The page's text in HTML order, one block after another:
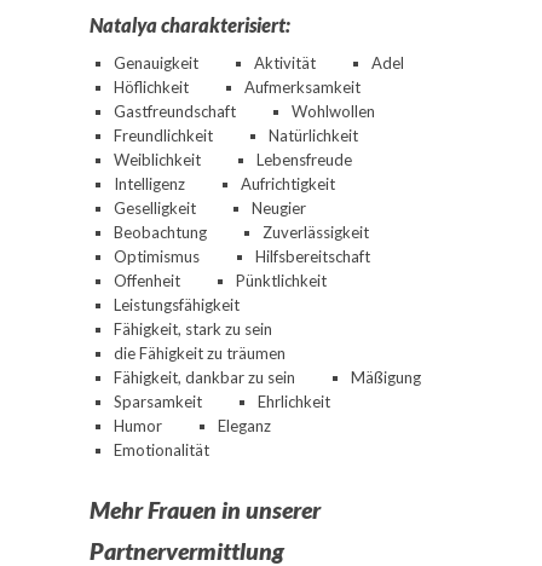
Natalya charakterisiert:
Genauigkeit Aktivität
Adel
Höflichkeit
Aufmerksamkeit
Gastfreundschaft
Wohlwollen
Freundlichkeit
Natürlichkeit
Weiblichkeit
Lebensfreude
Intelligenz
Aufrichtigkeit
Geselligkeit
Neugier
Beobachtung
Zuverlässigkeit
Optimismus
Hilfsbereitschaft
Offenheit
Pünktlichkeit
Leistungsfähigkeit
Fähigkeit, stark zu sein
die Fähigkeit zu träumen
Fähigkeit, dankbar zu sein
Mäßigung
Sparsamkeit
Ehrlichkeit
Humor
Eleganz
Emotionalität
Mehr Frauen in unserer
Partnervermittlung